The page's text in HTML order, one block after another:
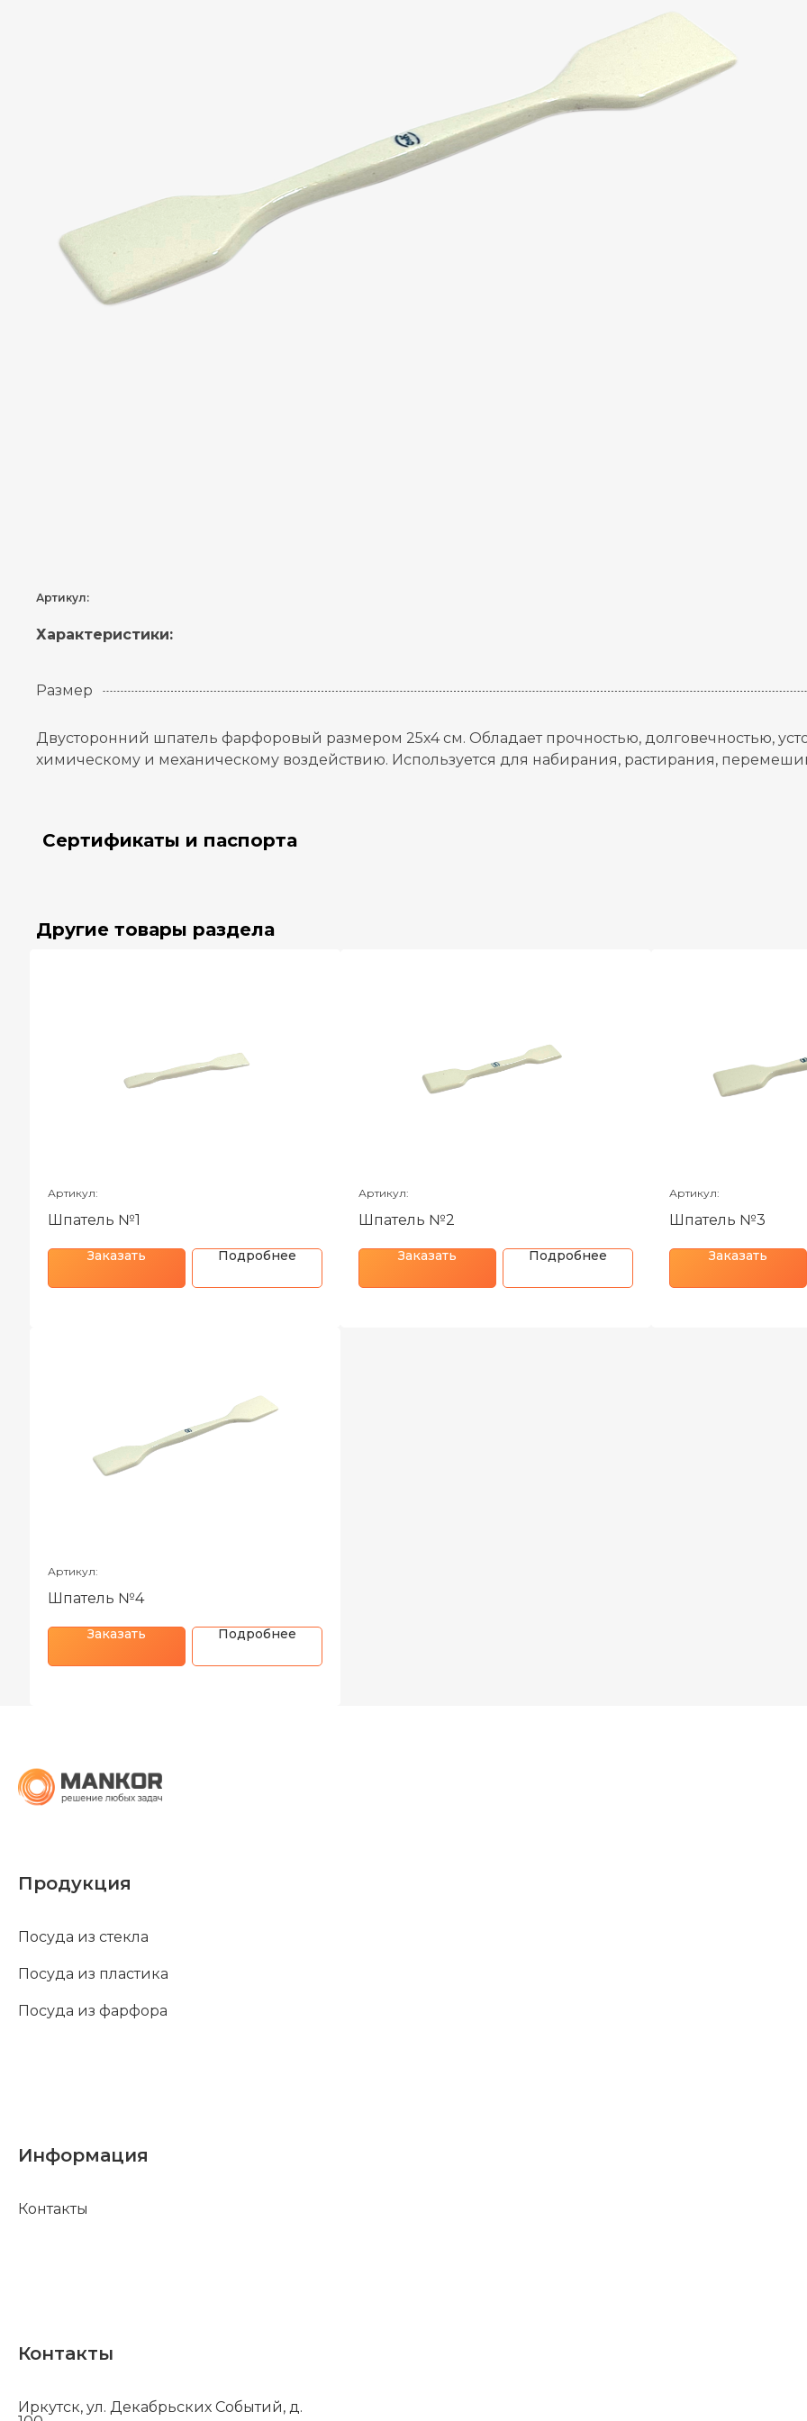
Артикул:
Характеристики:
Размер
Двусторонний шпатель фарфоровый размером 25х4 см. Обладает прочностью, долговечностью,
химическому и механическому воздействию. Используется для набирания, растирания,
Сертификаты и паспорта
Другие товары раздела
Артикул:
Шпатель №1
Заказать Подробнее
Артикул:
Шпатель №2
Заказать Подробнее
Артикул:
Шпатель №3
Заказать
Артикул:
Шпатель №4
Заказать Подробнее
Продукция
Посуда из стекла
Посуда из пластика
Посуда из фарфора
Информация
Контакты
Контакты
Иркутск, ул. Декабрьских Событий, д.